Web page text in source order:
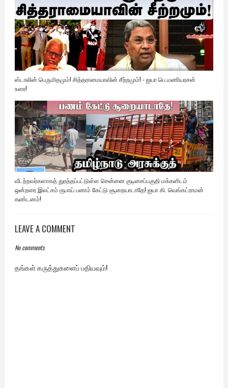
ஸ்டாலின் பெருமிதமும்! சித்தராமையாவின் சீற்றமும்! - ஐயா பெ.மணியரசன்
உரை!
வீடற்றவர்களாகத் துரத்தப்பட்டுள்ள சென்னை குடிசைப்பகுதி மக்களிடம்
ஒன்றரை இலட்சம் ரூபாய் பணம் கேட்டு சூறையாடாதே! ஐயா கி. வெங்கட்ராமன்
கண்டனம்!
LEAVE A COMMENT
No comments
தங்கள் கருத்துகளைப் பதியவும்!